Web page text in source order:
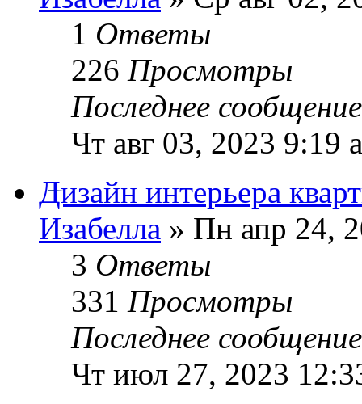
1 Ответы
226 Просмотры
Последнее
Чт авг 03, 2023 9:19
Дизайн интерьера
Изабелла » Пн апр 24,
3 Ответы
331 Просмотры
Последнее
Чт июл 27, 2023